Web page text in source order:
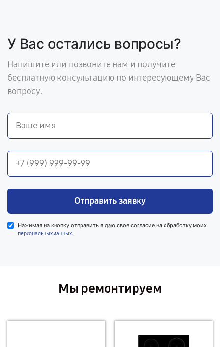
У Вас остались вопросы?
Напишите или позвоните нам и получите
бесплатную консультацию по интересующему Вас
вопросу.
Отправить заявку
Нажимая на кнопку отправить я даю свое согласие на обработку моих
персональных данных.
Мы ремонтируем